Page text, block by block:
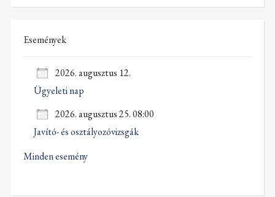
Események
2026. augusztus 12.
Ügyeleti nap
2026. augusztus 25. 08:00
Javító- és osztályozóvizsgák
Minden esemény